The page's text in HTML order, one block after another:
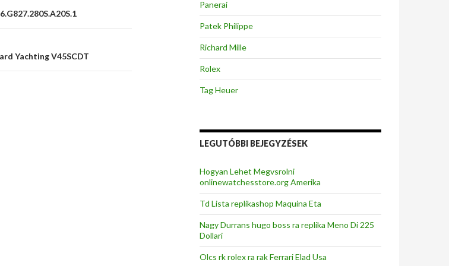
Yachting V45SCDT
Panerai
Patek Philippe
Richard Mille
Rolex
Tag Heuer
LEGUTÓBBI BEJEGYZÉSEK
Hogyan Lehet Megvsrolni
onlinewatchesstore.org Amerika
Td Lista replikashop Maquina Eta
Nagy Durrans hugo boss ra replika Meno Di 225
Dollari
Olcs rk rolex ra rak Ferrari Elad Usa